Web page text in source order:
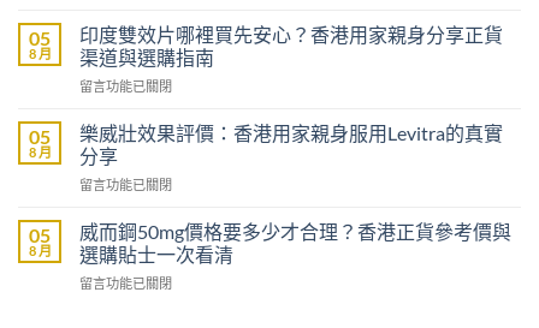
評
價：
雙
效
勃
加
時
方，
香
港
學
名
藥
邊
好？
一
文
比
Sidegra、
VI[DK]
保
05
8 月
印度雙效片哪裡買先安心？香港用家親身分享正貨
渠道與選購指南
在
度
雙
效
片
裡
買
先
安
留言功能已關閉
05
8 月
樂威壯效果評價：香港用家親身服用Levitra的真實
分享
在
威
壯
效
果
留言功能已關閉
05
8 月
威而鋼50mg價格要多少才合理？香港正貨參考價與
選購貼士一次看清
在
留言功能已關閉